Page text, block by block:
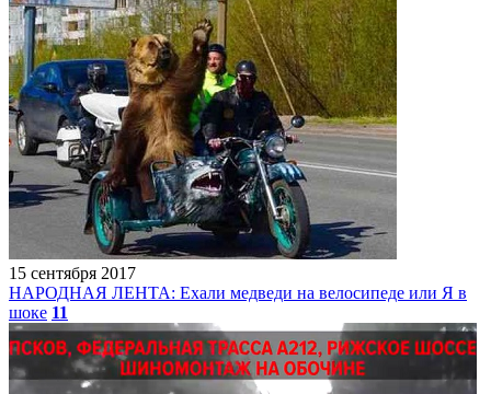
15 сентября 2017
НАРОДНАЯ ЛЕНТА: Ехали медведи на велосипеде или Я в
шоке 11